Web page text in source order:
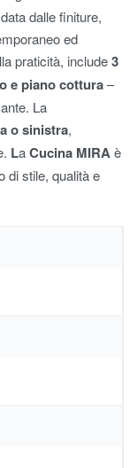
dalle finiture,
ed
praticità, include3
e piano cottura–
La
o sinistra,
LaCucina MIRAè
di stile, qualità e